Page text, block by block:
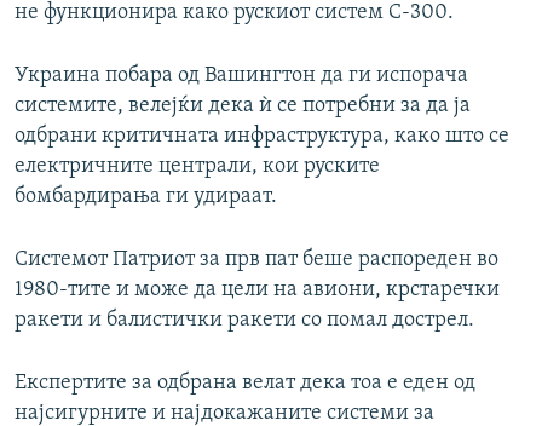
не функционира како рускиот систем С-300.
Украина побара од Вашингтон да ги испорача
системите, велејќи дека ѝ се потребни за да ја
одбрани критичната инфраструктура, како што се
електричните централи, кои руските
бомбардирања ги удираат.
Системот Патриот за прв пат беше распореден во
1980-тите и може да цели на авиони, крстаречки
ракети и балистички ракети со помал дострел.
Експертите за одбрана велат дека тоа е еден од
најсигурните и најдокажаните системи за